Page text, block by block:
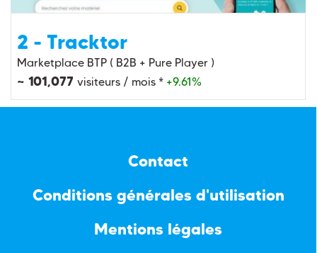
2 - Tracktor
Marketplace BTP ( B2B + Pure Player )
~ 101,077 visiteurs / mois * +9.61%
Contact
Conditions générales d'utilisation
Mentions légales